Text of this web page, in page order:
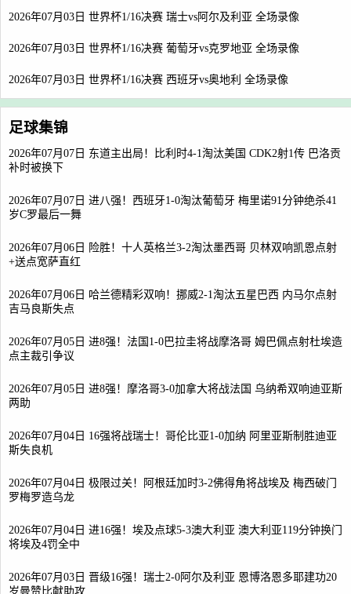
2026年07月03日 世界杯1/16决赛 瑞士vs阿尔及利亚 全场录像
2026年07月03日 世界杯1/16决赛 葡萄牙vs克罗地亚 全场录像
2026年07月03日 世界杯1/16决赛 西班牙vs奥地利 全场录像
足球集锦
2026年07月07日 东道主出局！比利时4-1淘汰美国 CDK2射1传 巴洛贡
补时被换下
2026年07月07日 进八强！西班牙1-0淘汰葡萄牙 梅里诺91分钟绝杀41
岁C罗最后一舞
2026年07月06日 险胜！十人英格兰3-2淘汰墨西哥 贝林双响凯恩点射
+送点宽萨直红
2026年07月06日 哈兰德精彩双响！挪威2-1淘汰五星巴西 内马尔点射
吉马良斯失点
2026年07月05日 进8强！法国1-0巴拉圭将战摩洛哥 姆巴佩点射杜埃造
点主裁引争议
2026年07月05日 进8强！摩洛哥3-0加拿大将战法国 乌纳希双响迪亚斯
两助
2026年07月04日 16强将战瑞士！哥伦比亚1-0加纳 阿里亚斯制胜迪亚
斯失良机
2026年07月04日 极限过关！阿根廷加时3-2佛得角将战埃及 梅西破门
罗梅罗造乌龙
2026年07月04日 进16强！埃及点球5-3澳大利亚 澳大利亚119分钟换门
将埃及4罚全中
2026年07月03日 晋级16强！瑞士2-0阿尔及利亚 恩博洛恩多耶建功20